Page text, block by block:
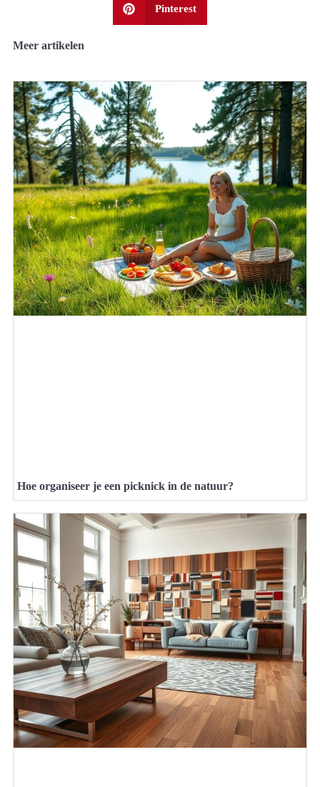
Pinterest
Meer artikelen
Hoe organiseer je een picknick in de natuur?